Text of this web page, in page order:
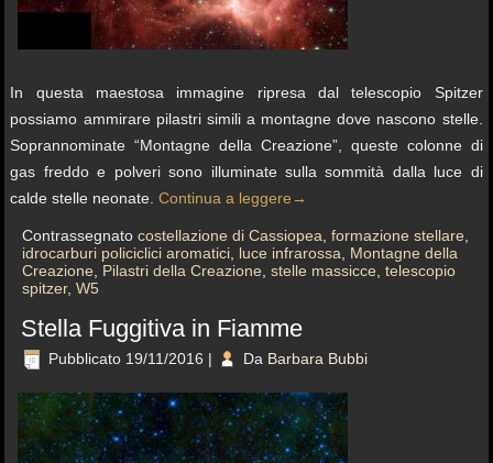
In questa maestosa immagine ripresa dal telescopio Spitzer
possiamo ammirare pilastri simili a montagne dove nascono stelle.
Soprannominate “Montagne della Creazione”, queste colonne di
gas freddo e polveri sono illuminate sulla sommità dalla luce di
calde stelle neonate.Continua a leggere →
Contrassegnato costellazione di Cassiopea ,formazione stellare
idrocarburi policiclici aromatici luce infrarossa
Montagne della
Creazione
Pilastri della Creazione ,stelle massicce ,telescopio
spitzer,W5
Stella Fuggitiva in Fiamme
Pubblicato 19/11/2016 | Da Barbara Bubbi